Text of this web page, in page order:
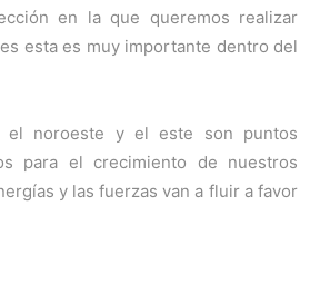
en la que queremos realizar
esta es muy importante dentro del
el noroeste y el este son puntos
para el crecimiento de nuestros
y las fuerzas van a fluir a favor